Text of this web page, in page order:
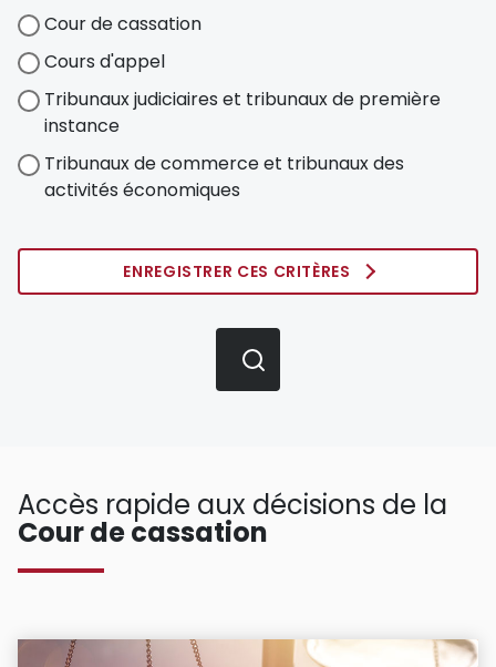
Cour de cassation
Cours d'appel
Tribunaux judiciaires et tribunaux de première
instance
Tribunaux de commerce et tribunaux des
activités économiques
ENREGISTRER CES CRITÈRES
Accès rapide aux décisions de la
Cour de cassation